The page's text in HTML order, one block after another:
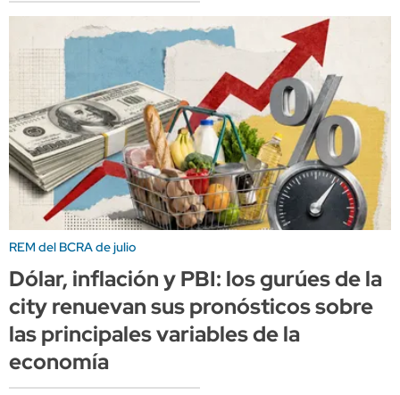
REM del BCRA de julio
Dólar, inflación y PBI: los gurúes de la
city renuevan sus pronósticos sobre
las principales variables de la
economía